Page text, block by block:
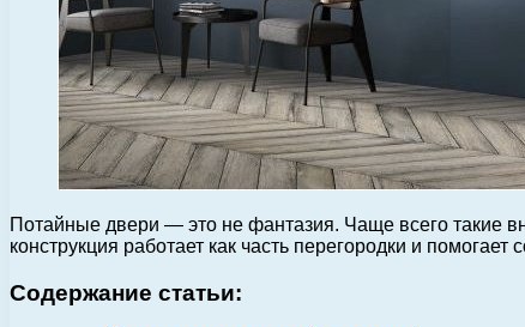
Потайные двери — это не фантазия. Чаще всего такие
конструкция работает как часть перегородки и
Содержание статьи: